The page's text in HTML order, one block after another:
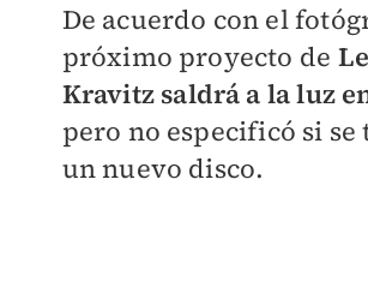
De acuerdo con el
próximo proyecto de
Kravitz saldrá a la luz
pero no especificó si se
un nuevo disco.